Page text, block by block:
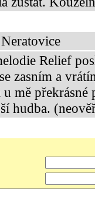
Relief
zasním a
mě překrásné
hudba.